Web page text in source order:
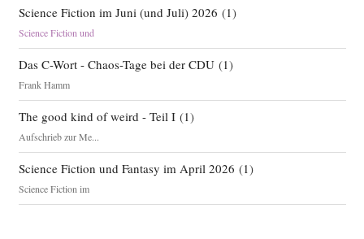
Science Fiction im Juni (und Juli) 2026 (1)
Science Fiction und
Das C-Wort - Chaos-Tage bei der CDU(1)
Frank Hamm
The good kind of weird - Teil I(1)
Aufschrieb zur Me...
Science Fiction und Fantasy im April 2026 (1)
Science Fiction im